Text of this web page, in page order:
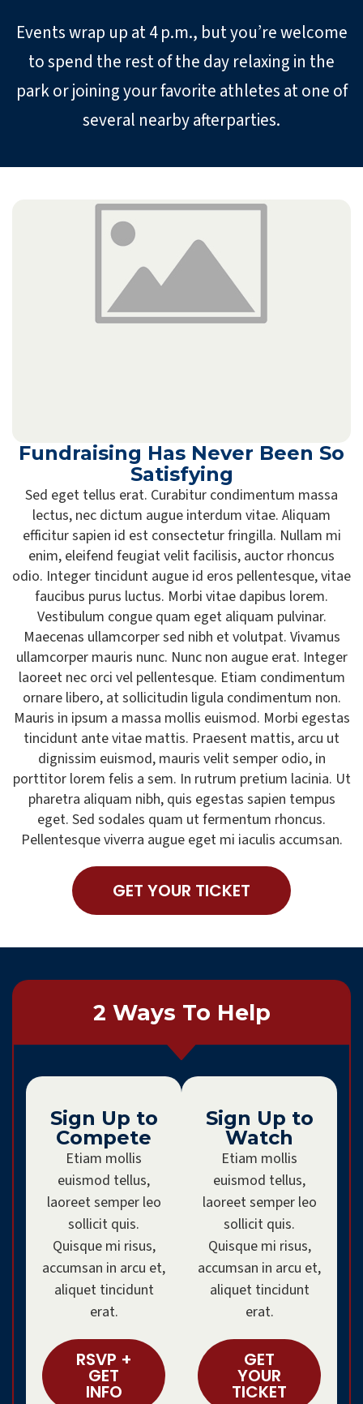
Events wrap up at 4 p.m., but you’re welcome
to spend the rest of the day relaxing in the
park or joining your favorite athletes at one of
several nearby afterparties.
Fundraising Has Never Been So
Satisfying
Sed eget tellus erat. Curabitur condimentum massa
lectus, nec dictum augue interdum vitae. Aliquam
efficitur sapien id est consectetur fringilla. Nullam mi
enim, eleifend feugiat velit facilisis, auctor rhoncus
odio. Integer tincidunt augue id eros pellentesque, vitae
faucibus purus luctus. Morbi vitae dapibus lorem.
Vestibulum congue quam eget aliquam pulvinar.
Maecenas ullamcorper sed nibh et volutpat. Vivamus
ullamcorper mauris nunc. Nunc non augue erat. Integer
laoreet nec orci vel pellentesque. Etiam condimentum
ornare libero, at sollicitudin ligula condimentum non.
Mauris in ipsum a massa mollis euismod. Morbi egestas
tincidunt ante vitae mattis. Praesent mattis, arcu ut
dignissim euismod, mauris velit semper odio, in
porttitor lorem felis a sem. In rutrum pretium lacinia. Ut
pharetra aliquam nibh, quis egestas sapien tempus
eget. Sed sodales quam ut fermentum rhoncus.
Pellentesque viverra augue eget mi iaculis accumsan.
GET YOUR TICKET
2 Ways To Help
Sign Up to
Compete
Etiam mollis
euismod tellus,
laoreet semper leo
sollicit quis.
Quisque mi risus,
accumsan in arcu et,
aliquet tincidunt
erat.
RSVP +
GET
INFO
Sign Up to
Watch
Etiam mollis
euismod tellus,
laoreet semper leo
sollicit quis.
Quisque mi risus,
accumsan in arcu et,
aliquet tincidunt
erat.
GET
YOUR
TICKET